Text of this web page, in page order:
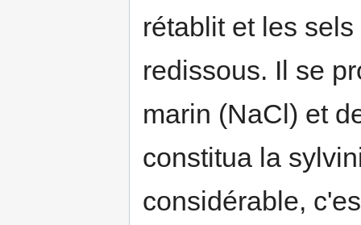
rétablit et les
redissous. Il se
marin (NaCl) et
constitua la
considérable,